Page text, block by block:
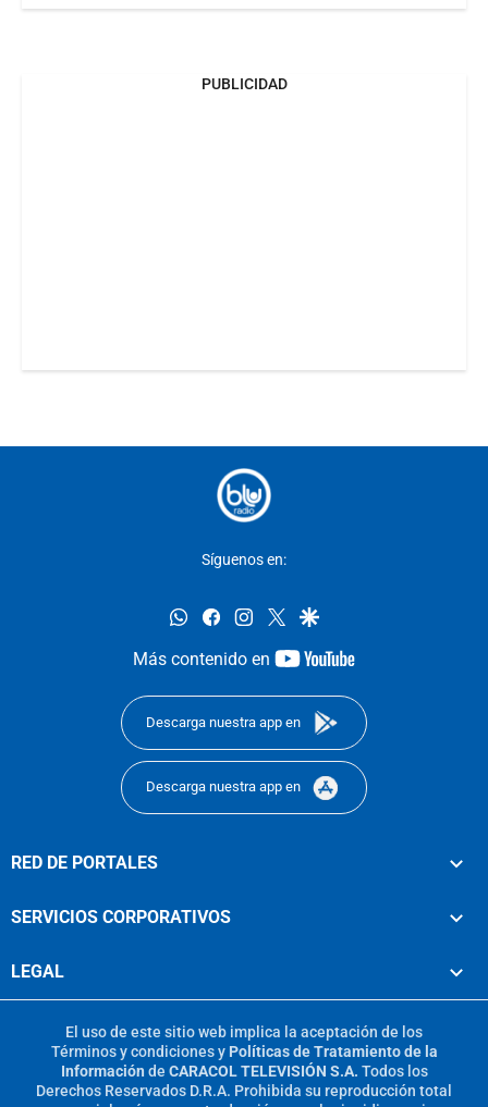
PUBLICIDAD
Síguenos en:
whatsappfacebookinstagram
twittergoogle
Más contenido en
youtube-
Descarga nuestra app en
Descarga nuestra app en
RED DE PORTALES
SERVICIOS CORPORATIVOS
LEGAL
El uso de este sitio web implica la aceptación de los
Términos y condicionesy Políticas de Tratamiento de la
Información de CARACOL TELEVISIÓN S.A. Todos los
Derechos Reservados D.R.A. Prohibida su reproducción total